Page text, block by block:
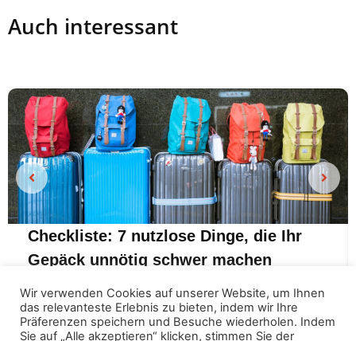
Auch interessant
Checkliste: 7 nutzlose Dinge, die Ihr
Gepäck unnötig schwer machen
Wir verwenden Cookies auf unserer Website, um Ihnen
das relevanteste Erlebnis zu bieten, indem wir Ihre
Präferenzen speichern und Besuche wiederholen. Indem
Sie auf „Alle akzeptieren“ klicken, stimmen Sie der